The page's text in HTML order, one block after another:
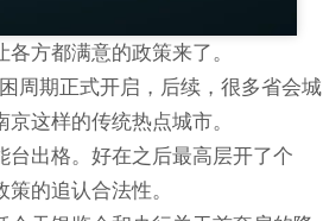
方都满意的政策来了。
周期正式开启，后续，很多省会城
这样的传统热点城市。
出格。好在之后最高层开了个
的追认合法性。